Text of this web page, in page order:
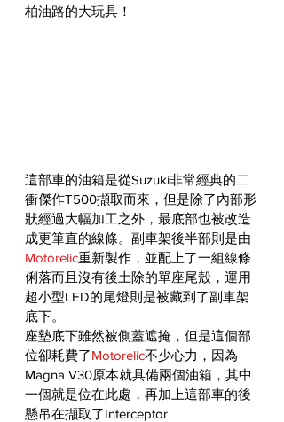
柏油路的大玩具！
這部車的油箱是從Suzuki非常經典的二
衝傑作T500擷取而來，但是除了內部形
狀經過大幅加工之外，最底部也被改造
成更筆直的線條。副車架後半部則是由
Motorelic重新製作，並配上了一組線條
俐落而且沒有後土除的單座尾殼，運用
超小型LED的尾燈則是被藏到了副車架
底下。
座墊底下雖然被側蓋遮掩，但是這個部
位卻耗費了Motorelic不少心力，因為
Magna V30原本就具備兩個油箱，其中
一個就是位在此處，再加上這部車的後
懸吊在擷取了Interceptor